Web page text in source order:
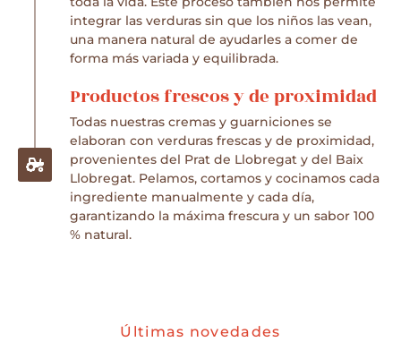
integrar las verduras sin que los niños las vean,
una manera natural de ayudarles a comer de
forma más variada y equilibrada.
Productos frescos y de proximidad
Todas nuestras cremas y guarniciones se
elaboran con verduras frescas y de proximidad,
provenientes del Prat de Llobregat y del Baix
Llobregat. Pelamos, cortamos y cocinamos cada
ingrediente manualmente y cada día,
garantizando la máxima frescura y un sabor 100
% natural.
Últimas novedades